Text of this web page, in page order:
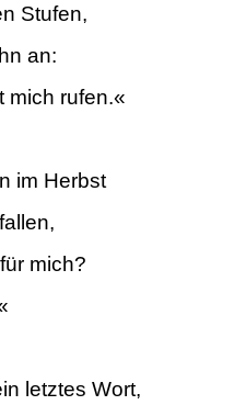
Stufen,
an:
mich rufen.«
im Herbst
mich?
letztes Wort,